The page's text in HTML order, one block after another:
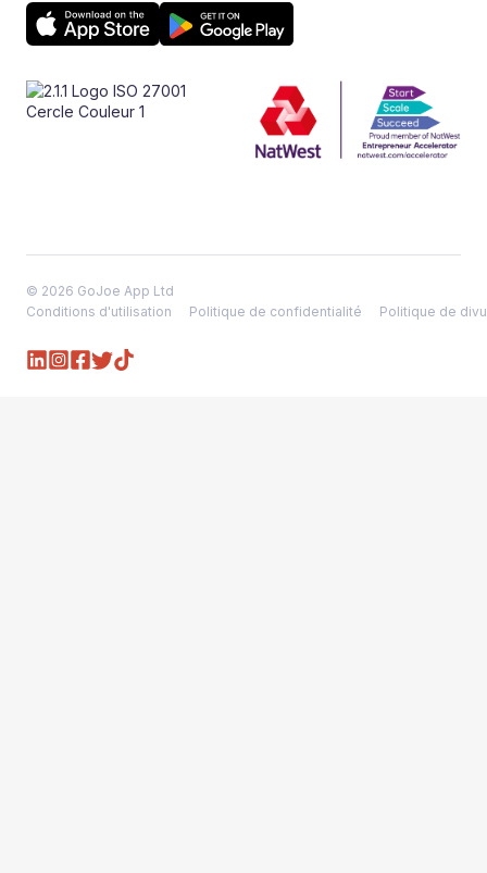
© 2026 GoJoe App Ltd
Conditions d'utilisation
Politique de confidentialité Politique de